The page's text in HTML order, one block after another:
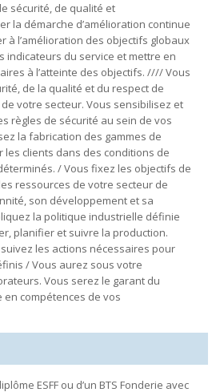
sécurité, de qualité et
la démarche d’amélioration continue
à l’amélioration des objectifs globaux
indicateurs du service et mettre en
à l’atteinte des objectifs. //// Vous
de la qualité et du respect de
votre secteur. Vous sensibilisez et
règles de sécurité au sein de vos
la fabrication des gammes de
clients dans des conditions de
/ Vous fixez les objectifs de
ressources de votre secteur de
son développement et sa
la politique industrielle définie
planifier et suivre la production.
les actions nécessaires pour
/ Vous aurez sous votre
Vous serez le garant du
compétences de vos
ESFF ou d’un BTS Fonderie avec